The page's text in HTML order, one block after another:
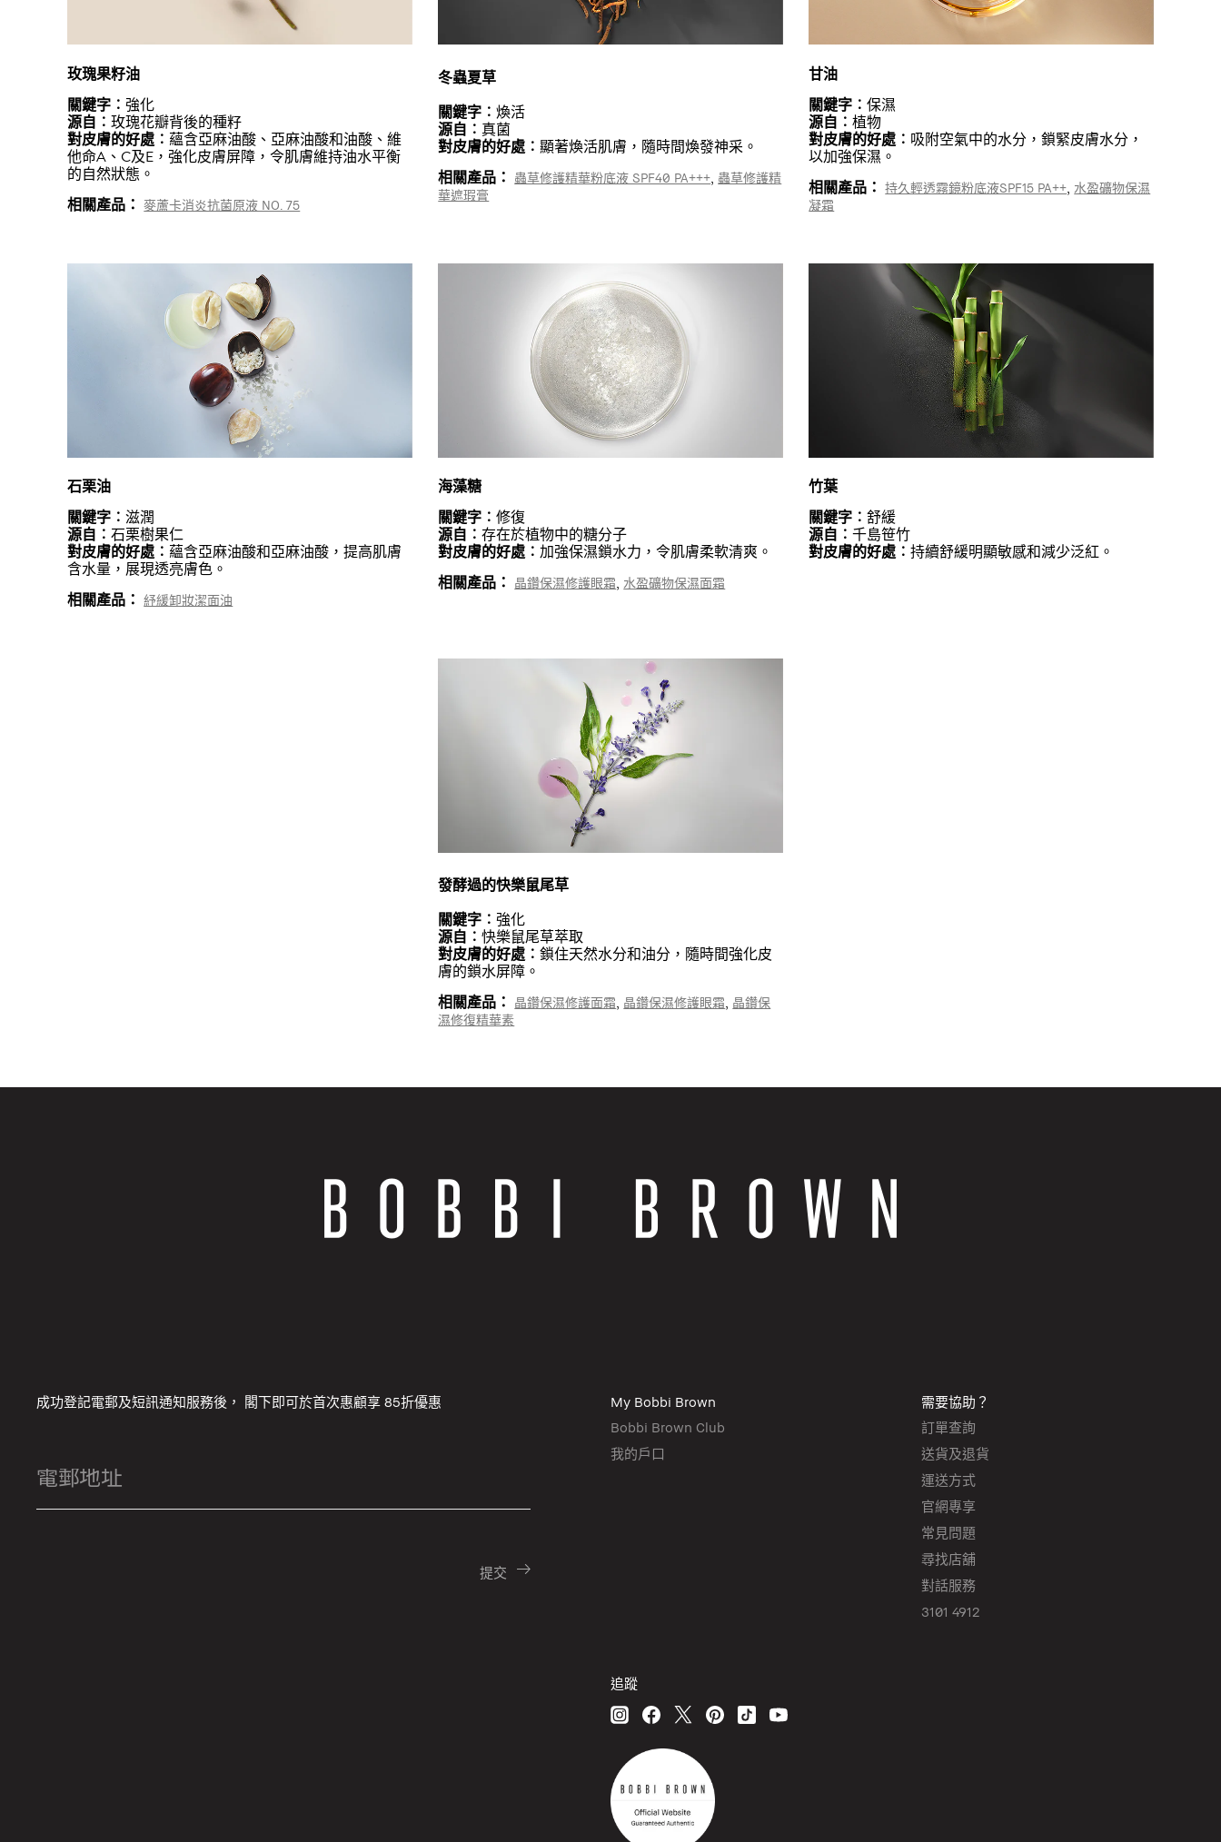
玫瑰果籽油
關鍵字︰強化
源自︰玫瑰花瓣背後的種籽
對皮膚的好處︰ 蘊含亞麻油酸、亞麻油酸和油酸、維
他命A、C及E，強化皮膚屏障，令肌膚維持油水平衡
的自然狀態。
相關產品： 麥蘆卡消炎抗菌原液 NO. 75
冬蟲夏草
關鍵字︰煥活
源自︰ 真菌
對皮膚的好處︰顯著煥活肌膚，隨時間煥發神采。
相關產品： 蟲草修護精華粉底液 SPF40 PA+++, 蟲草修護精
華遮瑕膏
甘油
關鍵字︰保濕
源自︰植物
對皮膚的好處︰ 吸附空氣中的水分，鎖緊皮膚水分，
以加強保濕。
相關產品： 持久輕透霧鏡粉底液SPF15 PA++,水盈礦物保濕
凝霜
石栗油
關鍵字︰滋潤
源自︰石栗樹果仁
對皮膚的好處︰ 蘊含亞麻油酸和亞麻油酸，提高肌膚
含水量，展現透亮膚色。
相關產品： 紓緩卸妝潔面油
海藻糖
關鍵字︰修復
源自︰存在於植物中的糖分子
對皮膚的好處︰加強保濕鎖水力，令肌膚柔軟清爽。
相關產品： 晶鑽保濕修護眼霜,水盈礦物保濕面霜
竹葉
關鍵字︰舒緩
源自︰千島笹竹
對皮膚的好處︰持續舒緩明顯敏感和減少泛紅。
發酵過的快樂鼠尾草
關鍵字︰強化
源自︰快樂鼠尾草萃取
對皮膚的好處︰鎖住天然水分和油分，隨時間強化皮
膚的鎖水屏障。
相關產品： 晶鑽保濕修護面霜, 晶鑽保濕修護眼霜, 晶鑽保
濕修復精華素
成功登記電郵及短訊通知服務後， 閣下即可於首次惠顧享 85折優惠
My Bobbi Brown
Bobbi Brown Club
我的戶口
需要協助？
訂單查詢
送貨及退貨
運送方式
官網專享
常見問題
尋找店舖
對話服務
3101 4912
追蹤